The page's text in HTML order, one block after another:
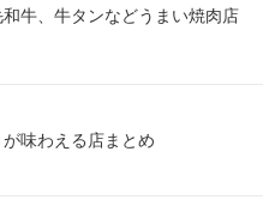
和牛、牛タンなどうまい焼肉店
味わえる店まとめ